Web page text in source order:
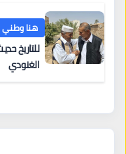
هنا وطني
للتاريخ
الغنودي